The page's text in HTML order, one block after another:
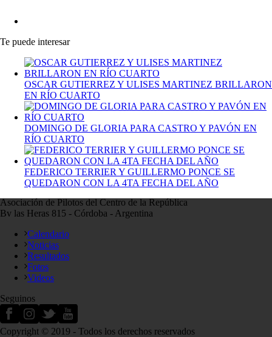
Te puede interesar
OSCAR GUTIERREZ Y ULISES MARTINEZ BRILLARON
EN RÍO CUARTO
DOMINGO DE GLORIA PARA CASTRO Y PAVÓN EN
RÍO CUARTO
FEDERICO TERRIER Y GUILLERMO PONCE SE
QUEDARON CON LA 4TA FECHA DEL AÑO
Asociación de Pilotos del Centro de la República
Bv las Heras 815 - Córdoba - Argentina
Calendario
Noticias
Resultados
Fotos
Videos
Seguinos
Copyright © 2019 - Todos los derechos reservados